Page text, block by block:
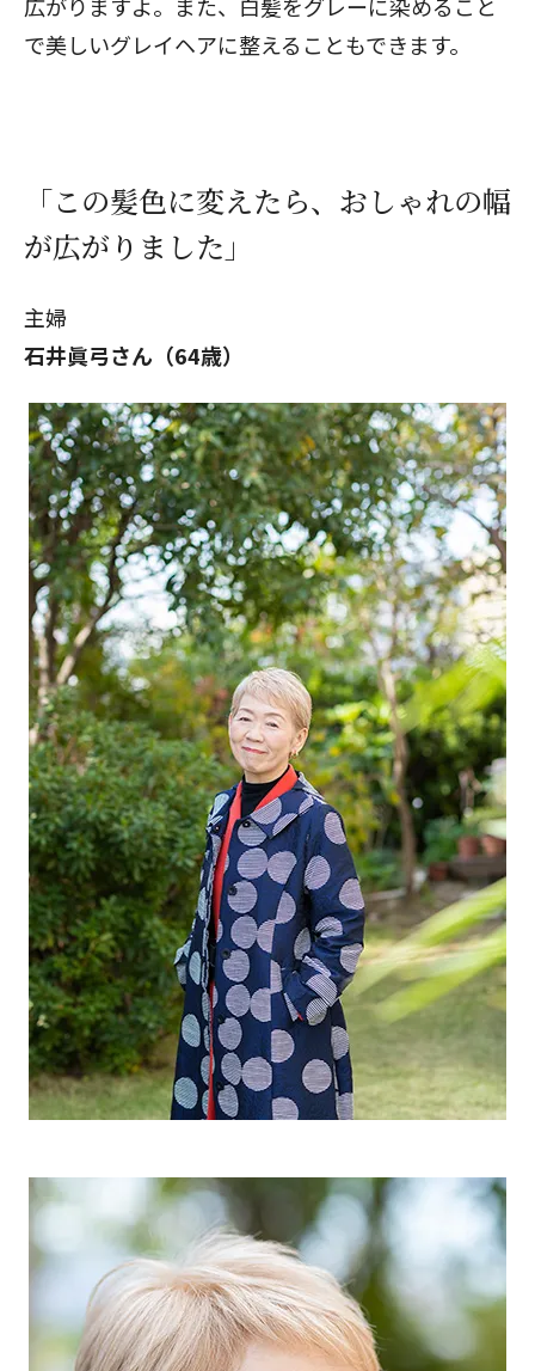
で美しいグレイヘアに整えることもできます。
「この髪色に変えたら、おしゃれの幅
が広がりました」
主婦
石井眞弓さん（64歳）